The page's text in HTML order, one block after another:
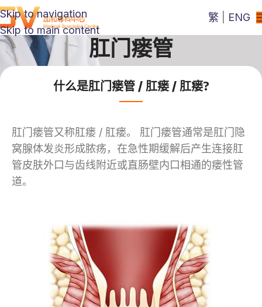
Skip to navigation
Skip to main content
繁 ENG
肛门瘘管
什么是肛门瘘管 / 肛瘘 / 肛瘘?
肛门瘘管又称肛瘘 / 肛瘘。 肛门瘘管通常是肛门隐
窝腺体发炎形成脓疡，在急性期缓解后产生连接肛
管皮肤外口与齿线附近或直肠壁内口相通的瘘性管
道。